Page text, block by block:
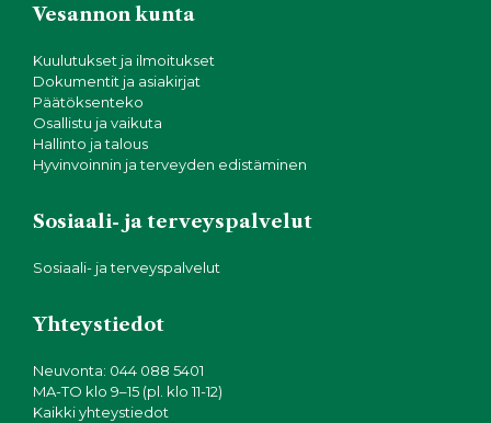
Vesannon kunta
Kuulutukset ja ilmoitukset
Dokumentit ja asiakirjat
Päätöksenteko
Osallistu ja vaikuta
Hallinto ja talous
Hyvinvoinnin ja terveyden edistäminen
Sosiaali- ja terveyspalvelut
Sosiaali- ja terveyspalvelut
Yhteystiedot
Neuvonta: 044 088 5401
MA-TO klo 9–15 (pl. klo 11-12)
Kaikki yhteystiedot